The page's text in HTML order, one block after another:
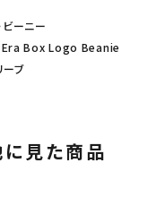
ビーニー
Era Box Logo Beanie
ーブ
見た商品